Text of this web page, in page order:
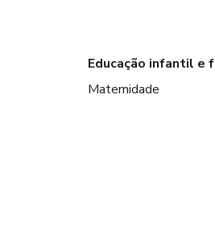
Educação infantil e
Maternidade